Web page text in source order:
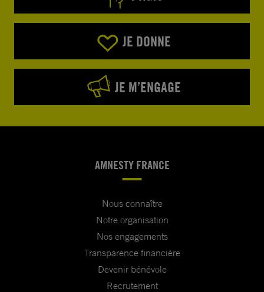
JE DONNE
JE M’ENGAGE
AMNESTY FRANCE
Nous connaître
Notre organisation
Nos engagements
Transparence financière
Devenir bénévole
Recrutement